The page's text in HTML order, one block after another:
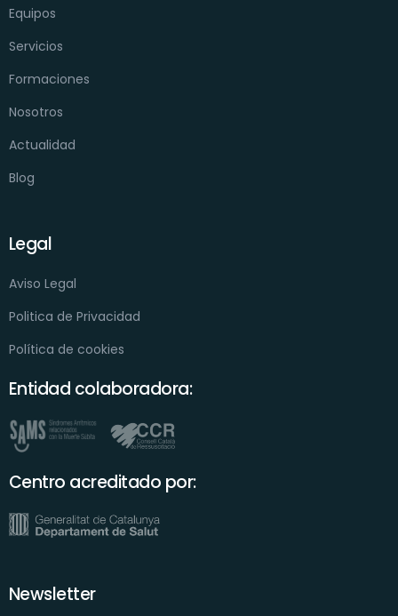
Equipos
Servicios
Formaciones
Nosotros
Actualidad
Blog
Legal
Aviso Legal
Politica de Privacidad
Política de cookies
Entidad colaboradora:
Centro acreditado por:
Newsletter